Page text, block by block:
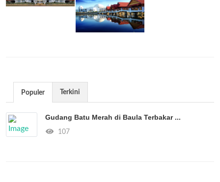
Populer Terkini
Gudang Batu Merah di Baula Terbakar ...
107